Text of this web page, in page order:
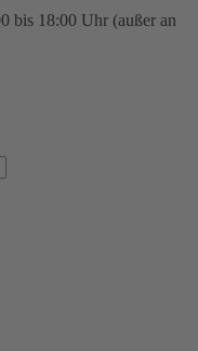
bis 18:00 Uhr (außer an